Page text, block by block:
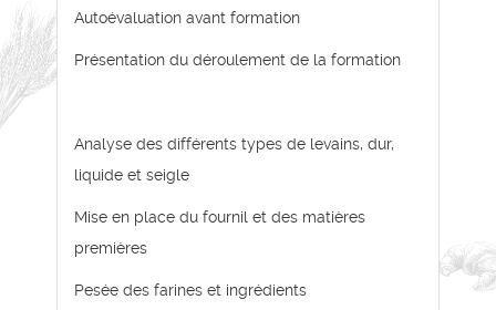
Autoévaluation avant formation
Présentation du déroulement de la formation
Analyse des différents types de levains, dur,
liquide et seigle
Mise en place du fournil et des matières
premières
Pesée des farines et ingrédients